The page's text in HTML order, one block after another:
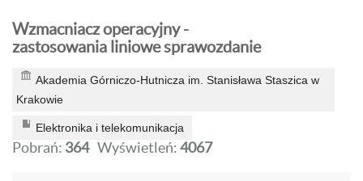
Wzmacniacz operacyjny -
zastosowania liniowe sprawozdanie
Akademia Górniczo-Hutnicza im. Stanisława Staszica w
Krakowie
Elektronika i telekomunikacja
Pobrań: 364 Wyświetleń:4067